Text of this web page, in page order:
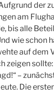
der
am
bis alle
wie schon
auf dem
zeigen
–
Die